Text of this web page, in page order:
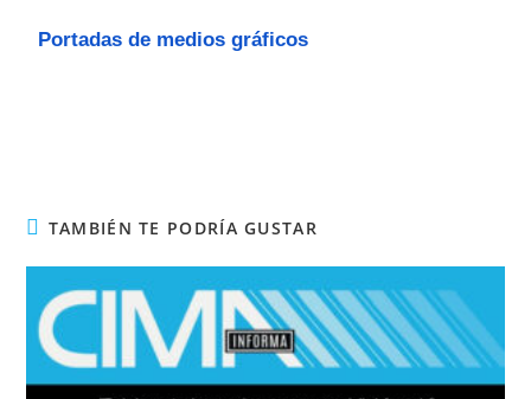
Portadas de medios gráficos
TAMBIÉN TE PODRÍA GUSTAR